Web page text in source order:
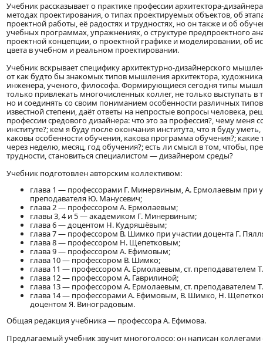
Учебник рассказывает о практике профессии архитектора-
методах проектирования, о типах проектируемых объектов, об
проектной работы, её радостях и трудностях, но он также и об
учебных программах, упражнениях, о структуре предпроектного
проектной концепции, о проектной графике и моделировании, об
цвета в учебном и реальном проектировании.
Учебник вскрывает специфику архитектурно-дизайнерского
от как будто бы знакомых типов мышления архитектора,
инженера, ученого, философа. Формирующиеся сегодня типы
только привлекать многочисленных коллег, не только выступать в
но и соединять со своим пониманием особенности различных
известной степени, даёт ответы на непростые вопросы человека,
профессии средового дизайнера: что это за профессия?, чему меня
институте?; кем я буду после окончания института, что я буду
каковы особенности обучения, какова программа обучения?; какие
через неделю, месяц, год обучения?; есть ли смысл в том, чтобы,
трудности, становиться специалистом — дизайнером среды?
Учебник подготовлен авторским коллективом:
глава 1 — профессорами Г. Минервиным, А. Ермолаевым при
преподавателя Ю. Манусевич;
глава 2 — профессором А. Ермолаевым;
главы 3, 4 и 5 — академиком Г. Минервиным;
глава 6 — доцентом Н. Кудряшёвым;
глава 7 — профессором В. Шимко при участии доцента Г.
глава 8 — профессором Н. Щепетковым;
глава 9 — профессором А. Ефимовым;
глава 10 — профессором В. Шимко;
глава 11 — профессором А. Ермолаевым, ст. преподавателем
глава 12 — профессором А. Гаврилиной;
глава 13 — профессором А. Ермолаевым, ст. преподавателем
глава 14 — профессорами А. Ефимовым, В. Шимко, Н.
доцентом Я. Виноградовым.
Общая редакция учебника — профессора А. Ефимова.
Предлагаемый учебник звучит многоголосо: он написан